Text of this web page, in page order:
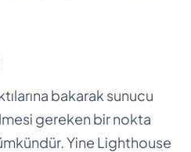
bakarak sunucu
gereken bir nokta
Yine Lighthouse